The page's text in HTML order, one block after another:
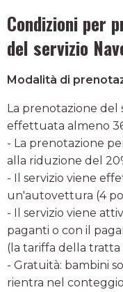
Condizioni per
del servizio
Modalità di
La prenotazione del
effettuata almeno
- La prenotazione
alla riduzione del
- Il servizio viene
un'autovettura (4
- Il servizio viene
paganti o con il
(la tariffa della
- Gratuità: bambini
rientra nel